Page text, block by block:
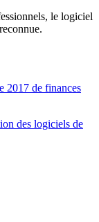
le logiciel
2017 de finances
des logiciels de